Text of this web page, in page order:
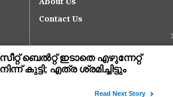
About Us
Contact Us